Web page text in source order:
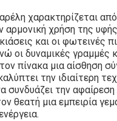
χαρακτηρίζεται
χρήση της
και οι φωτεινές
οι δυναμικές γραμμές
πίνακα μια αίσθηση
την ιδιαίτερη
συνδυάζει την
θεατή μια εμπειρία